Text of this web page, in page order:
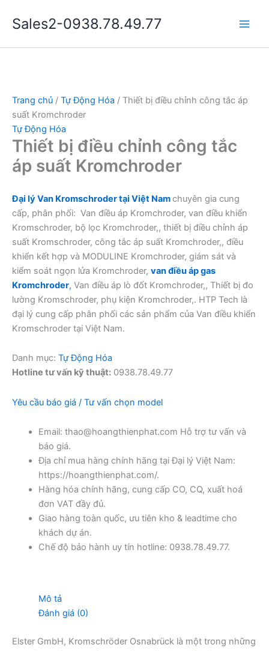
dung
Sales2-0938.78.49.77
Trang chủ / Tự Động Hóa / Thiết bị điều chỉnh công tắc áp
suất Kromchroder
Tự Động Hóa
Thiết bị điều chỉnh công tắc
áp suất Kromchroder
Đại lý Van Kromschroder tại Việt Namchuyên gia cung
cấp, phân phối: Van điều áp Kromchroder, van điều khiển
Kromschroder, bộ lọc Kromchroder,, thiết bị điều chỉnh áp
suất Kromschroder, công tắc áp suất Kromchroder,, điều
khiển kết hợp và MODULINE Kromchroder, giám sát và
kiểm soát ngọn lửa Kromchroder, van điều áp gas
Kromchroder, Van điều áp lò đốt Kromchroder,, Thiết bị đo
lường Kromschroder, phụ kiện Kromchroder,. HTP Tech là
đại lý cung cấp phân phối các sản phẩm của Van điều khiển
Kromschroder tại Việt Nam.
Danh mục: Tự Động Hóa
Hotline tư vấn kỹ thuật: 0938.78.49.77
Yêu cầu báo giá / Tư vấn chọn model
Email: thao@hoangthienphat.com Hỗ trợ tư vấn và
báo giá.
Địa chỉ mua hàng chính hãng tại Đại lý Việt Nam:
https://hoangthienphat.com/.
Hàng hóa chính hãng, cung cấp CO, CQ, xuất hoá
đơn VAT đầy đủ.
Giao hàng toàn quốc, ưu tiên kho & leadtime cho
khách dự án.
Chế độ bảo hành uy tín hotline: 0938.78.49.77.
Mô tả
Đánh giá (0)
Elster GmbH, Kromschröder Osnabrück là một trong những